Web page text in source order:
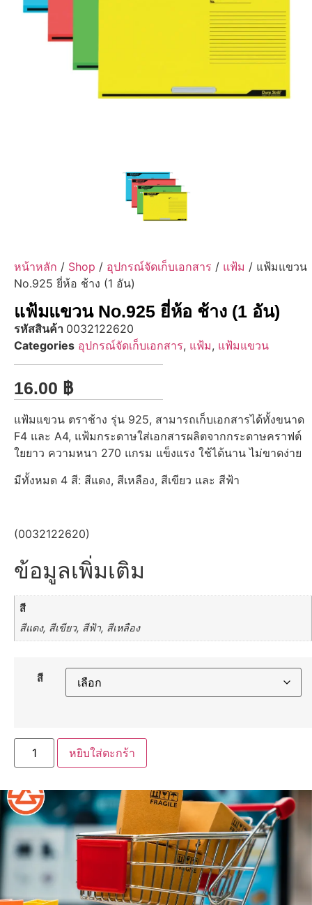
หน้าหลัก / Shop / อุปกรณ์จัดเก็บเอกสาร / แฟ้ม / แฟ้มแขวน
No.925 ยี่ห้อ ช้าง (1 อัน)
แฟ้มแขวน No.925 ยี่ห้อ ช้าง (1 อัน)
รหัสสินค้า 0032122620
Categories อุปกรณ์จัดเก็บเอกสาร, แฟ้ม, แฟ้มแขวน
16.00 ฿
แฟ้มแขวน ตราช้าง รุ่น 925, สามารถเก็บเอกสารได้ทั้งขนาด
F4 และ A4, แฟ้มกระดาษใส่เอกสารผลิตจากกระดาษคราฟต์
ใยยาว ความหนา 270 แกรม แข็งแรง ใช้ได้นาน ไม่ขาดง่าย
มีทั้งหมด 4 สี: สีแดง, สีเหลือง, สีเขียว และ สีฟ้า
(0032122620)
ข้อมูลเพิ่มเติม
สี
สีแดง, สีเขียว, สีฟ้า, สีเหลือง
สี
หยิบใส่ตะกร้า